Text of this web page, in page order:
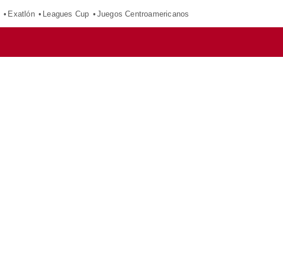
Exatlón Leagues Cup Juegos Centroamericanos